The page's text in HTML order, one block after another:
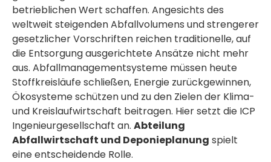
betrieblichen Wert schaffen. Angesichts des
weltweit steigenden Abfallvolumens und strengerer
gesetzlicher Vorschriften reichen traditionelle, auf
die Entsorgung ausgerichtete Ansätze nicht mehr
aus. Abfallmanagementsysteme müssen heute
Stoffkreisläufe schließen, Energie zurückgewinnen,
Ökosysteme schützen und zu den Zielen der Klima-
und Kreislaufwirtschaft beitragen. Hier setzt die ICP
Ingenieurgesellschaft an. Abteilung
Abfallwirtschaft und Deponieplanung spielt
eine entscheidende Rolle.